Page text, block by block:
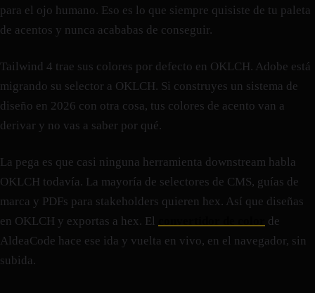
para el ojo humano. Eso es lo que siempre quisiste de tu paleta
de acentos y nunca acababas de conseguir.
Tailwind 4 trae sus colores por defecto en OKLCH. Adobe está
migrando su selector a OKLCH. Si construyes un sistema de
diseño en 2026 con otra cosa, tus colores de acento van a
derivar y no vas a saber por qué.
La pega es que casi ninguna herramienta downstream habla
OKLCH todavía. La mayoría de selectores de CMS, guías de
marca y PDFs para stakeholders quieren hex. Así que diseñas
en OKLCH y exportas a hex. El
de
AldeaCode hace ese ida y vuelta en vivo, en el navegador, sin
subida.